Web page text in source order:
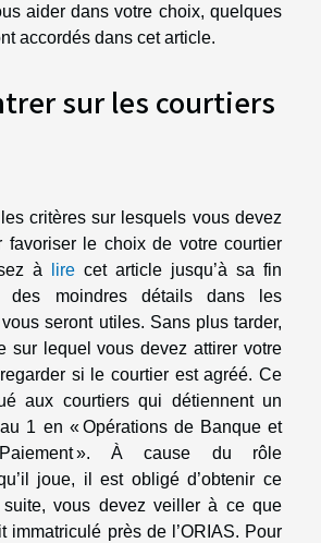
aider dans votre choix, quelques
accordés dans cet article.
sur les courtiers
critères sur lesquels vous devez
favoriser le choix de votre courtier
à
lire cet article jusqu’à sa fin
des moindres détails dans les
seront utiles. Sans plus tarder,
sur lequel vous devez attirer votre
si le courtier est agréé. Ce
aux courtiers qui détiennent un
1 en « Opérations de Banque et
». À cause du rôle
joue, il est obligé d’obtenir ce
vous devez veiller à ce que
immatriculé près de l’ORIAS. Pour